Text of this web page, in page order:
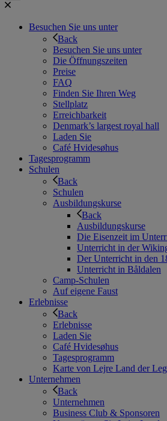
Besuchen Sie uns unter
Back
Besuchen Sie uns unter
Die Öffnungszeiten
Preise
FAQ
Finden Sie Ihren Weg
Stellplatz
Erreichbarkeit
Denmark’s largest royal hall
Laden Sie
Café Hvidesøhus
Tagesprogramm
Schulen
Back
Schulen
Ausbildungskurse
Back
Ausbildungskurse
Die Eisenzeit im
Unterricht in der
Der Unterricht in den
Unterricht in Båldalen
Camp-Schulen
Auf eigene Faust
Erlebnisse
Back
Erlebnisse
Laden Sie
Café Hvidesøhus
Tagesprogramm
Karte von Lejre Land der
Unternehmen
Back
Unternehmen
Business Club & Sponsoren